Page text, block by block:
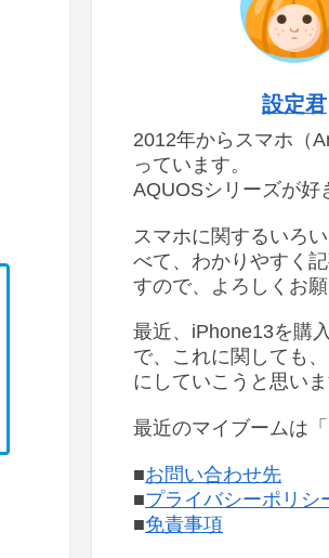
設定君
2012年からスマホ（
っています。
AQUOSシリーズが好
スマホに関するいろ
べて、わかりやすく
すので、よろしくお願
最近、iPhone13を購
で、これに関しても
にしていこうと思いま
最近のマイブームは「
■お問い合わせ先
■プライバシーポリシ
■免責事項